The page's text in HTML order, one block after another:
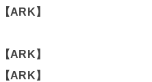
ARK】
ARK】
ARK】